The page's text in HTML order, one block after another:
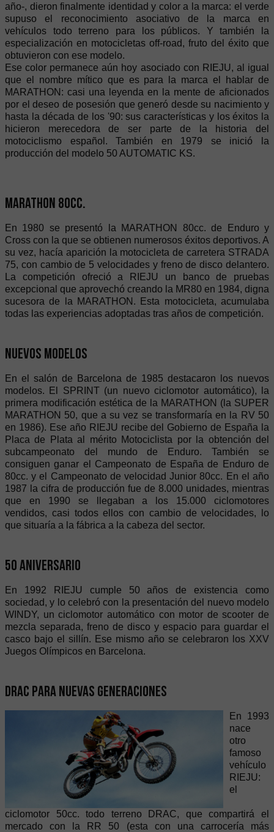
año-, dieron finalmente identidad y color a la marca: el verde
supuso el reconocimiento asociativo de la marca en
vehículos todo terreno para los públicos. Y también la
especialización en motocicletas off-road, fruto del éxito que
obtuvieron con ese modelo.
Ese color permanece aún hoy asociado con RIEJU, al igual
que el nombre mítico que es para la marca el hablar de
MARATHON: casi una leyenda en la mente de aficionados
por el deseo de posesión que generó desde su nacimiento y
hasta la década de los '90: sus características y los éxitos la
hicieron merecedora de ser parte de la historia del
motociclismo español. También en 1979 se inició la
producción del modelo 50 AUTOMATIC KS.
Marathon 80cc.
En 1980 se presentó la MARATHON 80cc. de Enduro y
Cross con la que se obtienen numerosos éxitos deportivos. A
su vez, hacía aparición la motocicleta de carretera STRADA
75, con cambio de 5 velocidades y freno de disco delantero.
La competición ofreció a RIEJU un banco de pruebas
excepcional que aprovechó creando la MR80 en 1984, digna
sucesora de la MARATHON. Esta motocicleta, acumulaba
todas las experiencias adoptadas tras años de competición.
Nuevos modelos
En el salón de Barcelona de 1985 destacaron los nuevos
modelos. El SPRINT (un nuevo ciclomotor automático), la
primera modificación estética de la MARATHON (la SUPER
MARATHON 50, que a su vez se transformaría en la RV 50
en 1986). Ese año RIEJU recibe del Gobierno de España la
Placa de Plata al mérito Motociclista por la obtención del
subcampeonato del mundo de Enduro. También se
consiguen ganar el Campeonato de España de Enduro de
80cc. y el Campeonato de velocidad Junior 80cc. En el año
1987 la cifra de producción fue de 8.000 unidades, mientras
que en 1990 se llegaban a los 15.000 ciclomotores
vendidos, casi todos ellos con cambio de velocidades, lo
que situaría a la fábrica a la cabeza del sector.
50 Aniversario
En 1992 RIEJU cumple 50 años de existencia como
sociedad, y lo celebró con la presentación del nuevo modelo
WINDY, un ciclomotor automático con motor de scooter de
mezcla separada, freno de disco y espacio para guardar el
casco bajo el sillín. Ese mismo año se celebraron los XXV
Juegos Olímpicos en Barcelona.
Drac para nuevas generaciones
En 1993
nace
otro
famoso
vehículo
RIEJU:
el
ciclomotor 50cc. todo terreno DRAC, que compartirá el
mercado con la RR 50 (esta con una carrocería más